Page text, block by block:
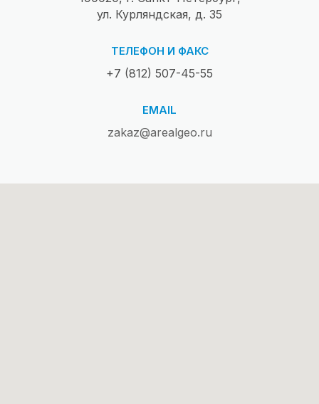
ул. Курляндская, д. 35
ТЕЛЕФОН И ФАКС
+7 (812) 507-45-55
EMAIL
zakaz@arealgeo.ru